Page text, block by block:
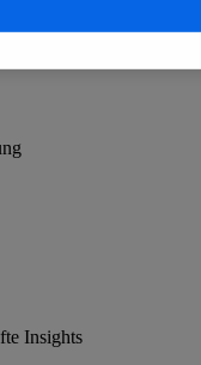
Insights